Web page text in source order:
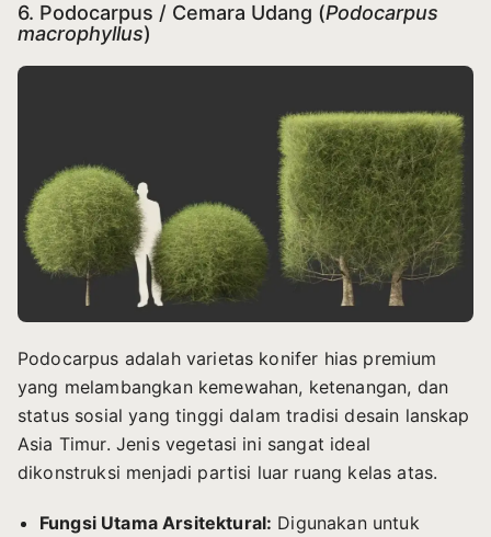
6. Podocarpus / Cemara Udang (Podocarpus
macrophyllus)
Podocarpus adalah varietas konifer hias premium
yang melambangkan kemewahan, ketenangan, dan
status sosial yang tinggi dalam tradisi desain lanskap
Asia Timur. Jenis vegetasi ini sangat ideal
dikonstruksi menjadi partisi luar ruang kelas atas.
Fungsi Utama Arsitektural: Digunakan untuk